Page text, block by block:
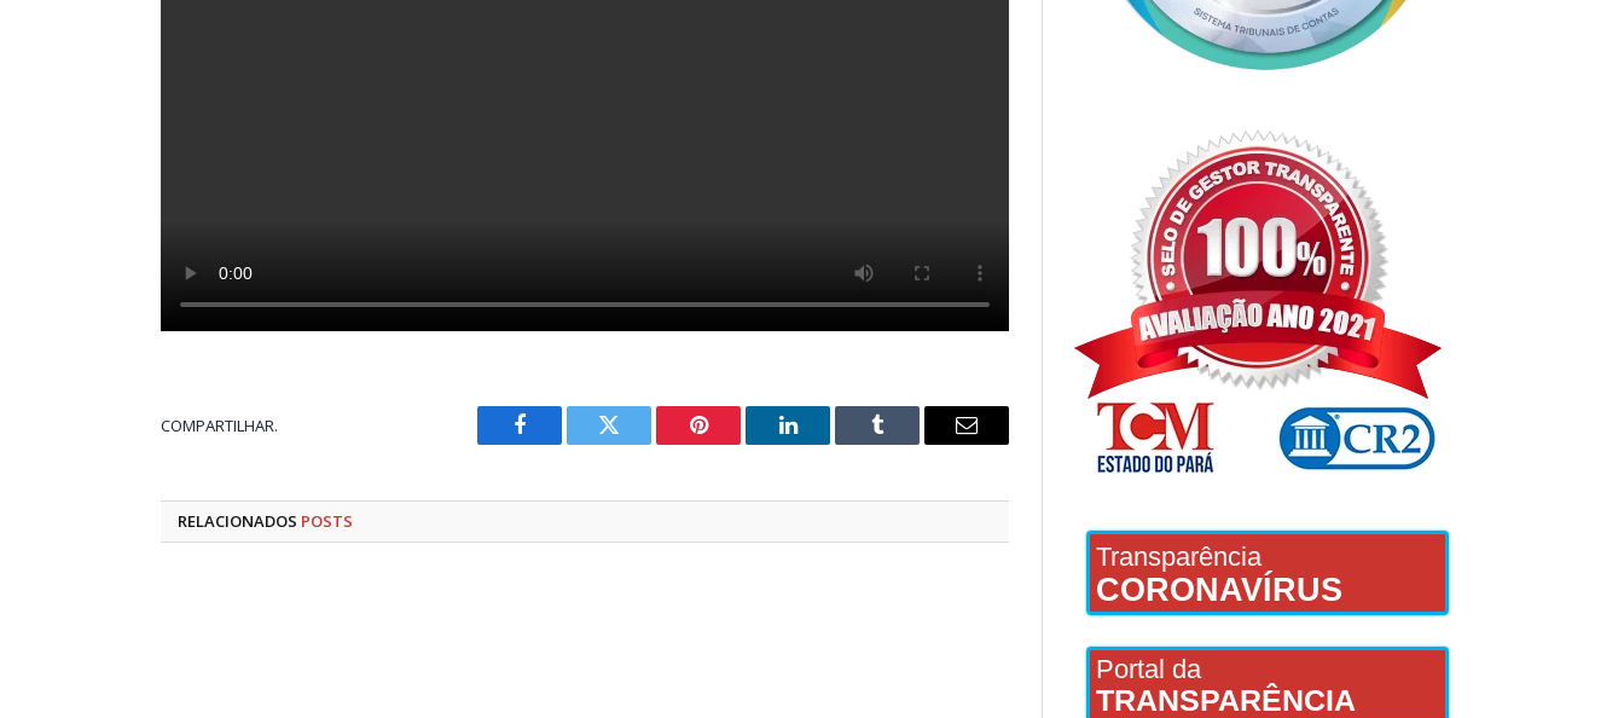
COMPARTILHAR.
Facebook Twitter Pinterest LinkedIn Tumblr
E-
RELACIONADOS POSTS
Transparência
CORONAVÍRUS
Portal da
TRANSPARÊNCIA